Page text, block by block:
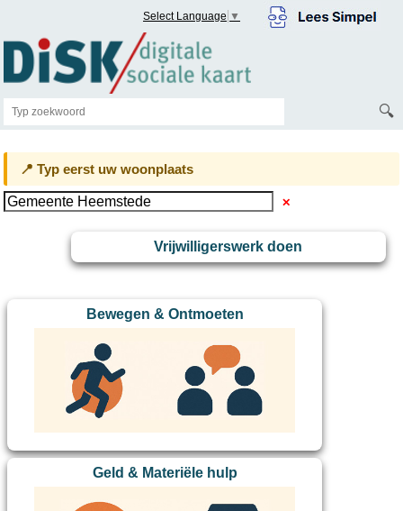
Select Language ▼
🔍
📍 Typ eerst uw woonplaats
✕
Vrijwilligerswerk doen
Bewegen & Ontmoeten
Geld & Materiële hulp